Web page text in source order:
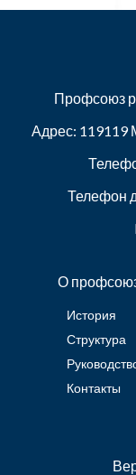
Профсоюз
Адрес: 119119
Телефон
О
История
Структура
Контакты